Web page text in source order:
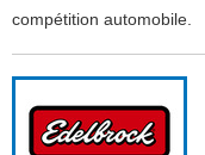
compétition automobile.